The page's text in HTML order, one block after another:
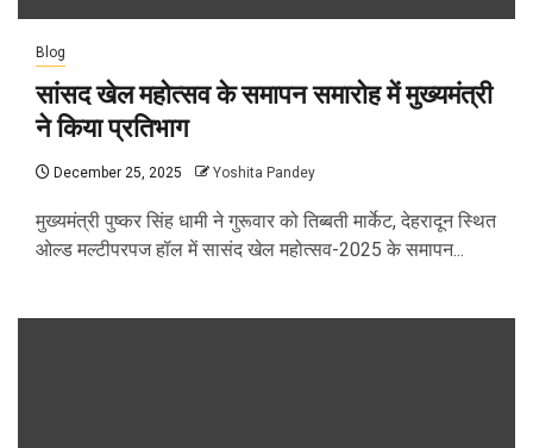
Blog
सांसद खेल महोत्सव के समापन समारोह में मुख्यमंत्री
ने किया प्रतिभाग
December 25, 2025 Yoshita Pandey
मुख्यमंत्री पुष्कर सिंह धामी ने गुरूवार को तिब्बती मार्केट, देहरादून स्थित
ओल्ड मल्टीपरपज हॉल में सासंद खेल महोत्सव-2025 के समापन...